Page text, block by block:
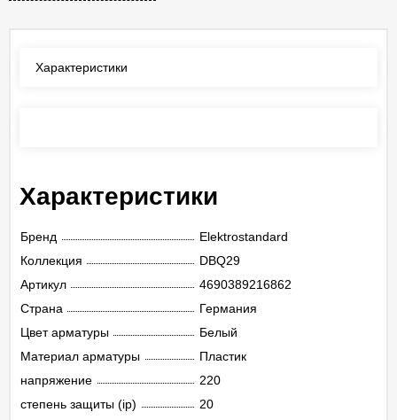
Характеристики
Характеристики
Бренд
Elektrostandard
Коллекция
DBQ29
Артикул
4690389216862
Страна
Германия
Цвет арматуры
Белый
Материал арматуры
Пластик
напряжение
220
степень защиты (ip)
20